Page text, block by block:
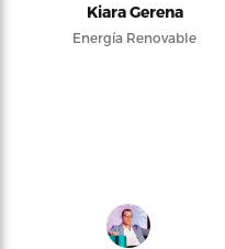
Kiara Gerena
Energía Renovable